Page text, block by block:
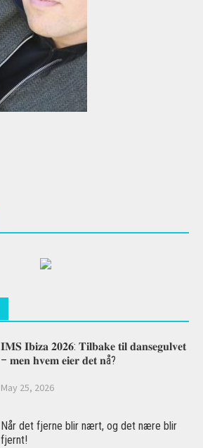
𝐈𝐌𝐒 𝐈𝐛𝐢𝐳𝐚 𝟐𝟎𝟐𝟔: 𝐓𝐢𝐥𝐛𝐚𝐤𝐞 𝐭𝐢𝐥 𝐝𝐚𝐧𝐬𝐞𝐠𝐮𝐥𝐯𝐞𝐭
– 𝐦𝐞𝐧 𝐡𝐯𝐞𝐦 𝐞𝐢𝐞𝐫 𝐝𝐞𝐭 𝐧å?
May 25, 2026
Når det fjerne blir nært, og det nære blir
fjernt!